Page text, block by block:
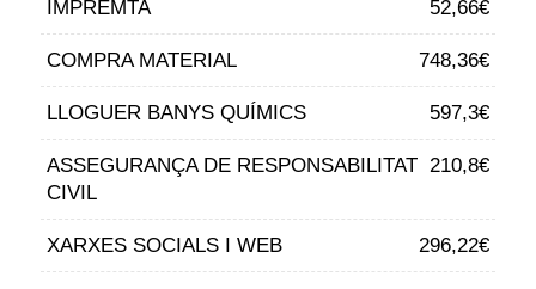
IMPREMTA 52,66€
COMPRA MATERIAL 748,36€
LLOGUER BANYS QUÍMICS 597,3€
ASSEGURANÇA DE RESPONSABILITAT
CIVIL
210,8€
XARXES SOCIALS I WEB 296,22€